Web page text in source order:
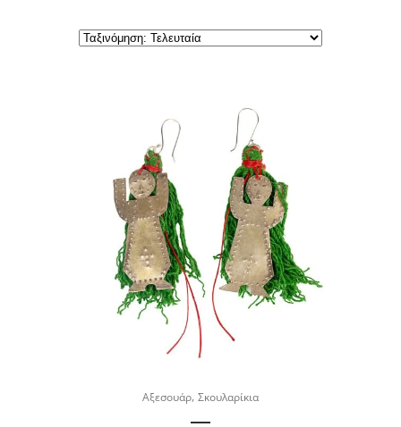
by
Αξεσουάρ, Σκουλαρίκια